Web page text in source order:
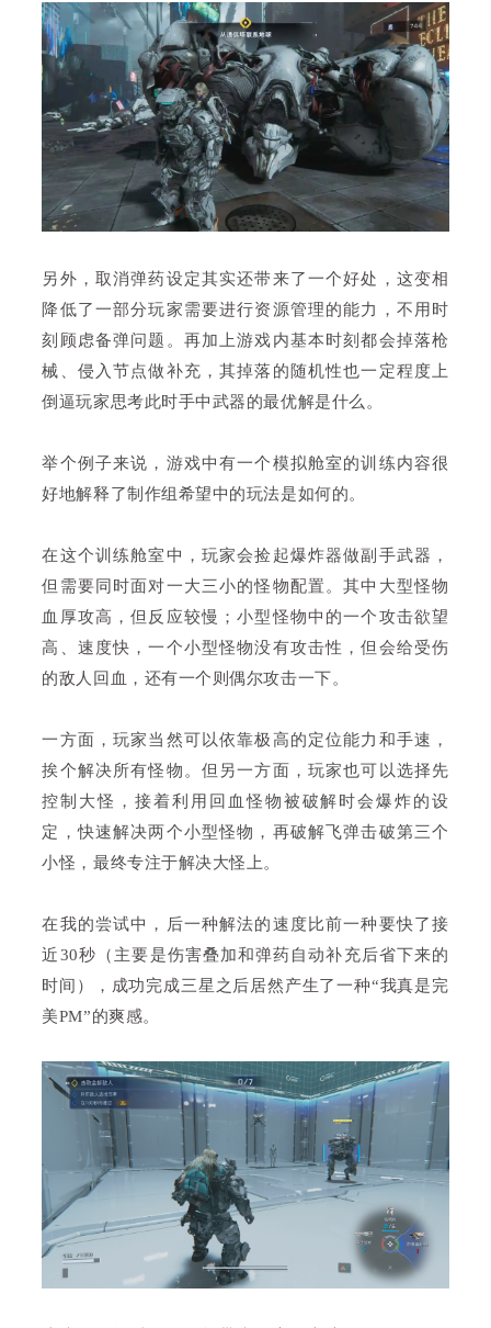
另外，取消弹药设定其实还带来了一个好处，这变相
降低了一部分玩家需要进行资源管理的能力，不用时
刻顾虑备弹问题。再加上游戏内基本时刻都会掉落枪
械、侵入节点做补充，其掉落的随机性也一定程度上
倒逼玩家思考此时手中武器的最优解是什么。
举个例子来说，游戏中有一个模拟舱室的训练内容很
好地解释了制作组希望中的玩法是如何的。
在这个训练舱室中，玩家会捡起爆炸器做副手武器，
但需要同时面对一大三小的怪物配置。其中大型怪物
血厚攻高，但反应较慢；小型怪物中的一个攻击欲望
高、速度快，一个小型怪物没有攻击性，但会给受伤
的敌人回血，还有一个则偶尔攻击一下。
一方面，玩家当然可以依靠极高的定位能力和手速，
挨个解决所有怪物。但另一方面，玩家也可以选择先
控制大怪，接着利用回血怪物被破解时会爆炸的设
定，快速解决两个小型怪物，再破解飞弹击破第三个
小怪，最终专注于解决大怪上。
在我的尝试中，后一种解法的速度比前一种要快了接
近30秒（主要是伤害叠加和弹药自动补充后省下来的
时间），成功完成三星之后居然产生了一种“我真是完
美PM”的爽感。